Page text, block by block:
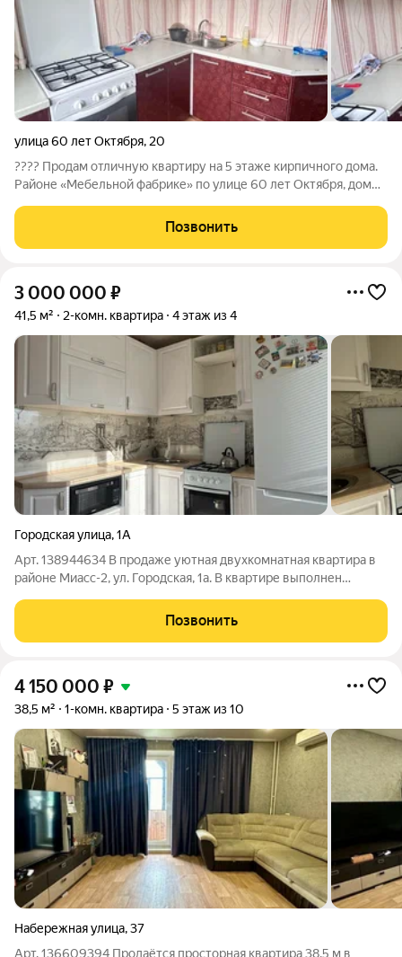
улица 60 лет Октября, 20
???? Продам отличную квартиру на 5 этаже кирпичного дома.
Районе «Мебельной фабрике» по улице 60 лет Октября, дом
теплая, светлая, с хорошим ремонтом и удобной планировкой
на две стороны. В ней
Позвонить
3 000 000 ₽
41,5 м² 2-комн. квартира 4 этаж из 4
Городская улица,1А
Арт. 138944634 В продаже уютная двухкомнатная квартира в
районе Миасс-2, ул. Городская, 1а. В квартире выполнен
обои, в комнатах на полу ламинат, в кухне - линолеум.
Установлен новый кухонный
Позвонить
4 150 000 ₽
38,5 м² 1-комн. квартира 5 этаж из 10
Набережная улица,37
Арт. 136609394 Продаётся просторная квартира 38,5 м в